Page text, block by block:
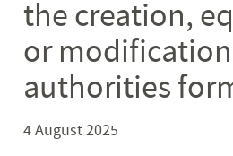
the creation,
or
authorities
4 August 2025